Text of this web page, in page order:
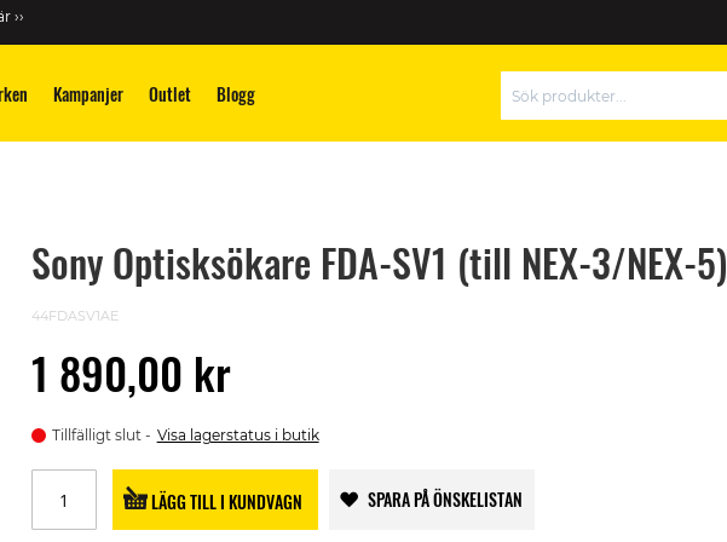
››
Kampanjer Outlet Blogg
Sony Optisksökare FDA-SV1 (till NEX-3/NEX-5)
44FDASV1AE
1 890,00 kr
Tillfälligt slut Visa lagerstatus i butik
LÄGG TILL I KUNDVAGN SPARA PÅ ÖNSKELISTAN